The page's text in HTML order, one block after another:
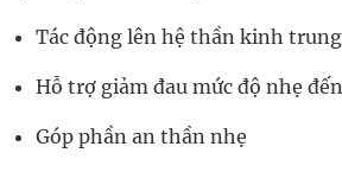
Tác động lên hệ thần kinh
Hỗ trợ giảm đau mức độ nhẹ
Góp phần an thần nhẹ